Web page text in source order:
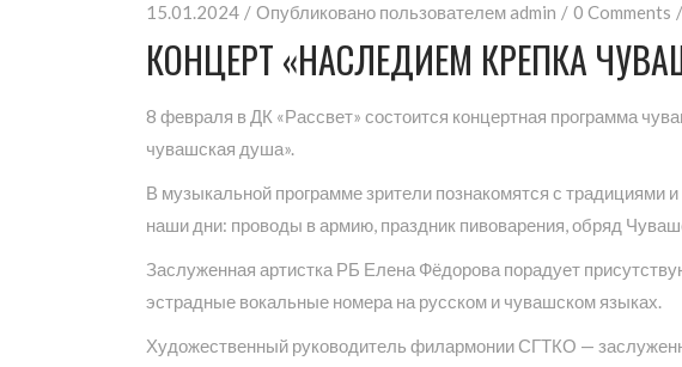
15.01.2024 Опубликовано пользователемadmin 0 Comments
КОНЦЕРТ «НАСЛЕДИЕМ КРЕПКА
8 февраля в ДК «Рассвет» состоится концертная программа
чувашская душа».
В музыкальной программе зрители познакомятся с
наши дни: проводы в армию, праздник пивоварения, обряд
Заслуженная артистка РБ Елена Фёдорова порадует
эстрадные вокальные номера на русском и чувашском языках.
Художественный руководитель филармонии СГТКО —